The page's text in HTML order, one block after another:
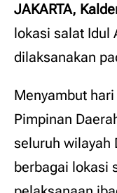
JAKARTA,
lokasi salat Idul
dilaksanakan
Menyambut
Pimpinan
seluruh wilayah
berbagai lokasi